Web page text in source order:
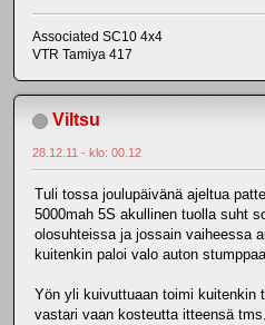
Associated SC10 4x4
VTR Tamiya 417
Viltsu
28.12.11 - klo: 00.12
Tuli tossa joulupäivänä ajeltua
5000mah 5S akullinen tuolla suht
olosuhteissa ja jossain vaiheessa
kuitenkin paloi valo auton
Yön yli kuivuttuaan toimi kuitenkin
vastari vaan kosteutta itteensä